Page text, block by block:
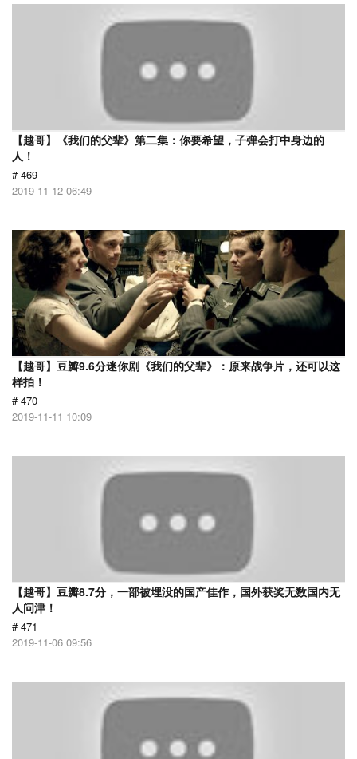
【越哥】《我们的父辈》第二集：你要希望，子弹会打中身边的
人！
# 469
2019-11-12 06:49
【越哥】豆瓣9.6分迷你剧《我们的父辈》：原来战争片，还可以这
样拍！
# 470
2019-11-11 10:09
【越哥】豆瓣8.7分，一部被埋没的国产佳作，国外获奖无数国内无
人问津！
# 471
2019-11-06 09:56